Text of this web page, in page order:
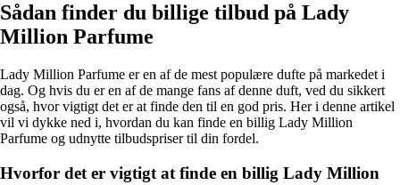
Sådan finder du billige tilbud på Lady
Million Parfume
Lady Million Parfume er en af de mest populære dufte på markedet i
dag. Og hvis du er en af de mange fans af denne duft, ved du sikkert
også, hvor vigtigt det er at finde den til en god pris. Her i denne artikel
vil vi dykke ned i, hvordan du kan finde en billig Lady Million
Parfume og udnytte tilbudspriser til din fordel.
Hvorfor det er vigtigt at finde en billig Lady Million